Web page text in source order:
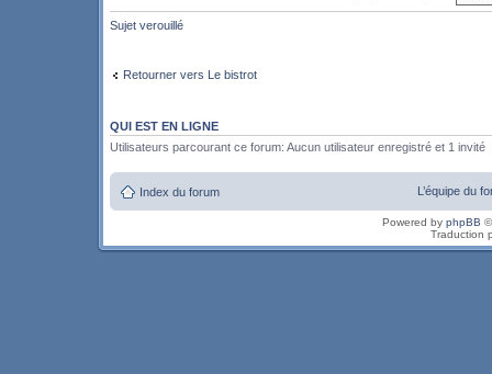
Sujet verouillé
Retourner vers Le bistrot
QUI EST EN LIGNE
Utilisateurs parcourant ce forum: Aucun utilisateur enregistré et 1 invité
Index du forum L’équipe du
Powered by phpBB
Traduction